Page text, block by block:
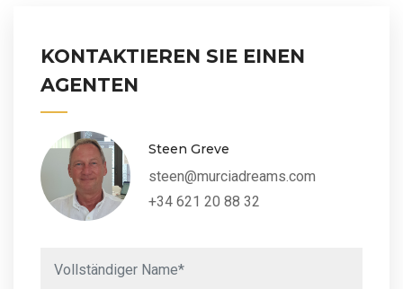
KONTAKTIEREN SIE EINEN
AGENTEN
Steen Greve
steen@murciadreams.com
+34 621 20 88 32